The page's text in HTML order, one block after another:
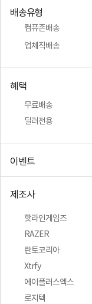
배송유형
컴퓨존배송
업체직배송
혜택
무료배송
딜러전용
이벤트
제조사
핫라인게임즈
RAZER
란토코리아
Xtrfy
에이플러스엑스
로지텍